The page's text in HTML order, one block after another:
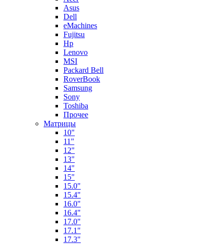
Asus
Dell
eMachines
Fujitsu
Hp
Lenovo
MSI
Packard Bell
RoverBook
Samsung
Sony
Toshiba
Прочее
Матрицы
10"
11"
12"
13"
14"
15"
15.0"
15.4"
16.0"
16.4"
17.0"
17.1"
17.3"